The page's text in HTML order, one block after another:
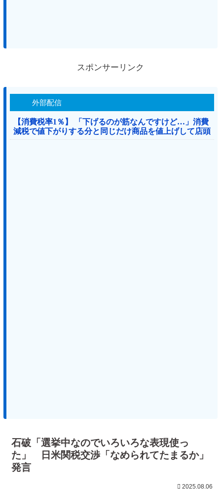
スポンサーリンク
外部配信
【消費税率1％】 「下げるのが筋なんですけど…」消費
減税で値下がりする分と同じだけ商品を値上げして店頭
価格を変えない店も
石破「選挙中なのでいろいろな表現使っ
た」 日米関税交渉「なめられてたまるか」
発言
2025.08.06